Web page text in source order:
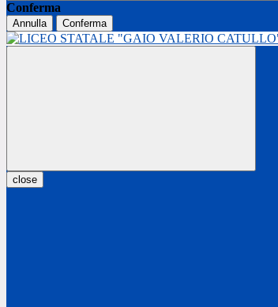
Conferma
Annulla Conferma
close